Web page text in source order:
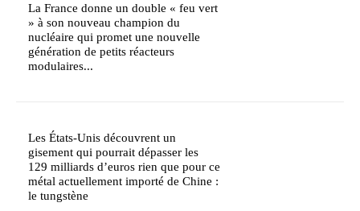
La France donne un double « feu vert
» à son nouveau champion du
nucléaire qui promet une nouvelle
génération de petits réacteurs
modulaires...
Les États-Unis découvrent un
gisement qui pourrait dépasser les
129 milliards d’euros rien que pour ce
métal actuellement importé de Chine :
le tungstène